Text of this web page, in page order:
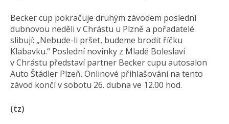
Becker cup pokračuje druhým závodem poslední
dubnovou neděli v Chrástu u Plzně a pořadatelé
slibují: „Nebude-li pršet, budeme brodit říčku
Klabavku.“ Poslední novinky z Mladé Boleslavi
v Chrástu představí partner Becker cupu autosalon
Auto Štádler Plzeň. Onlinové přihlašování na tento
závod končí v sobotu 26. dubna ve 12.00 hod.
(tz)